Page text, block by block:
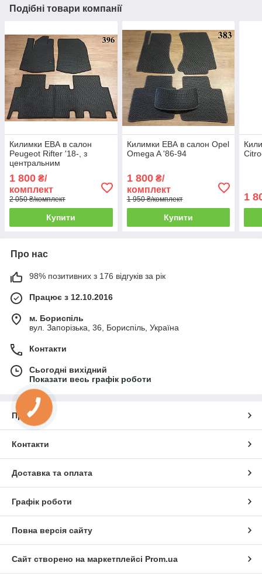
Подібні товари компанії
Килимки ЕВА в салон
Peugeot Rifter '18-, з
центральним
1 800 ₴/
комплект
2 050 ₴/комплект
Купити
Килимки ЕВА в салон Opel
Omega A '86-94
1 800₴/
комплект
1 950 ₴/комплект
Купити
1
Про нас
98% позитивних з 176 відгуків за рік
Працює з 12.10.2016
м. Бориспіль
вул. Запорізька, 36, Бориспіль, Україна
Контакти
Сьогодні вихідний
Показати весь графік роботи
Про нас
Контакти
Доставка та оплата
Графік роботи
Повна версія сайту
Сайт створено на маркетплейсі Prom.ua